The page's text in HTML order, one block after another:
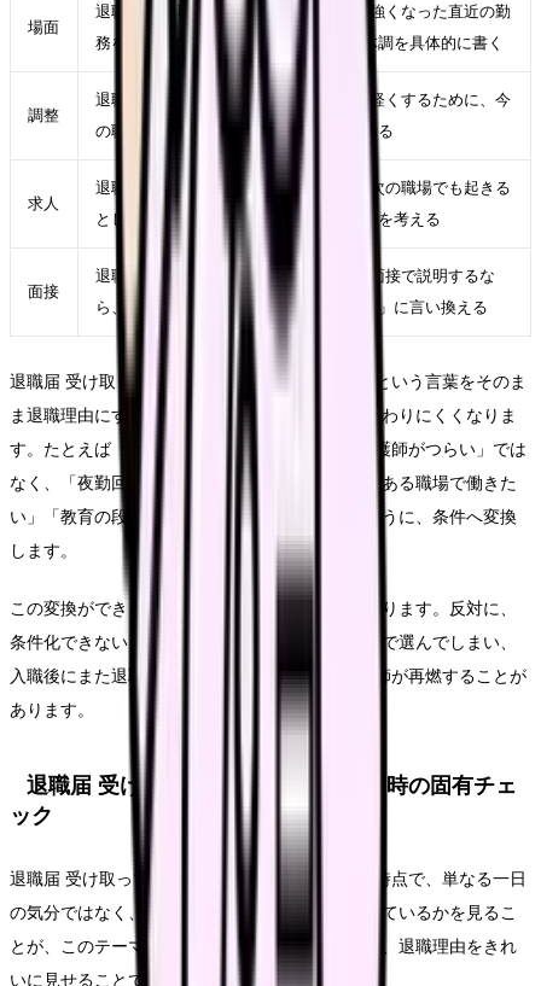
場面
退職届 受け取ってもらえない 看護師が強くなった直近の勤
務を一つ選び、時間帯、相手、業務、体調を具体的に書く
調整
退職届 受け取ってもらえない 看護師を軽くするために、今
の職場で一つだけ変えられる条件を決める
求人
退職届 受け取ってもらえない 看護師が次の職場でも起きる
としたら、求人票のどの項目に表れるかを考える
面接
退職届 受け取ってもらえない 看護師を面接で説明するな
ら、愚痴ではなく「次に重視したい条件」に言い換える
退職届 受け取ってもらえない 看護師で辞めたいという言葉をそのま
ま退職理由にすると、職場にも次の応募先にも伝わりにくくなりま
す。たとえば「退職届 受け取ってもらえない 看護師がつらい」では
なく、「夜勤回数を減らしたい」「相談先が複数ある職場で働きた
い」「教育の段階が明確な環境を選びたい」のように、条件へ変換
します。
この変換ができると、求人を見る時の精度が上がります。反対に、
条件化できないまま応募すると、給与や通勤だけで選んでしまい、
入職後にまた退職届 受け取ってもらえない 看護師が再燃することが
あります。
退職届 受け取ってもらえない 看護師時の固有チェ
ック
退職届 受け取ってもらえない 看護師が出てきた時点で、単なる一日
の気分ではなく、勤務条件として何が積み上がっているかを見るこ
とが、このテーマの入口です。ここで大切なのは、退職理由をきれ
いに見せることではありません。